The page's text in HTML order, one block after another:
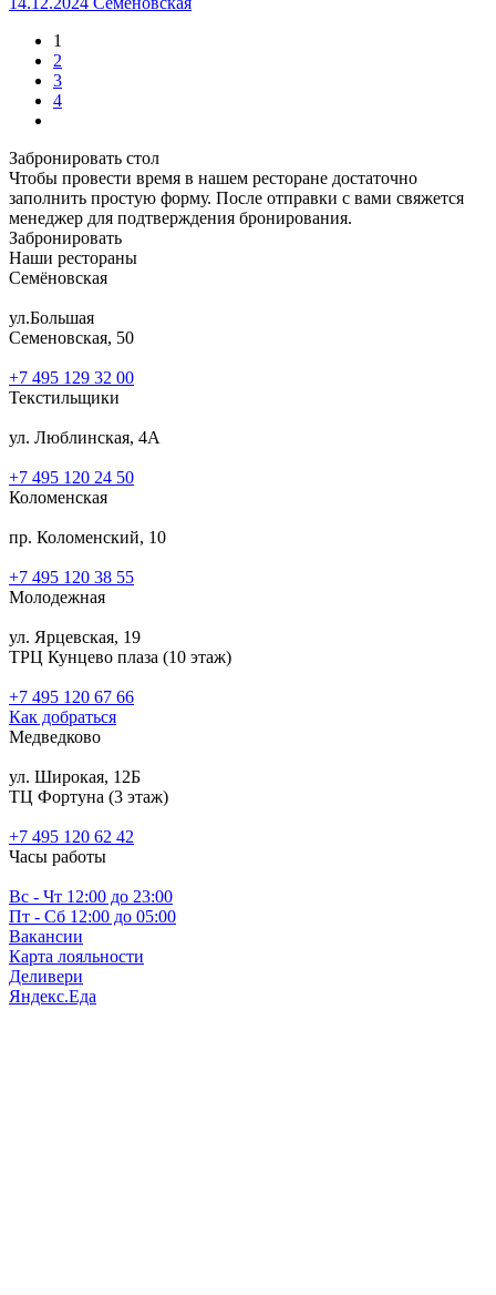
1
2
3
4
Забронировать стол
Чтобы провести время в нашем ресторане достаточно
заполнить простую форму. После отправки с вами свяжется
менеджер для подтверждения бронирования.
Забронировать
Наши рестораны
Семёновская
ул.Большая
Семеновская, 50
+7 495 129 32 00
Текстильщики
ул. Люблинская, 4А
+7 495 120 24 50
Коломенская
пр. Коломенский, 10
+7 495 120 38 55
Молодежная
ул. Ярцевская, 19
ТРЦ Кунцево плаза (10 этаж)
+7 495 120 67 66
Как добраться
Медведково
ул. Широкая, 12Б
ТЦ Фортуна (3 этаж)
‎+7 495 120 62 42
Часы работы
Вс - Чт 12:00 до 23:00
Пт - Сб 12:00 до 05:00
Вакансии
Карта лояльности
Деливери
Яндекс.Еда